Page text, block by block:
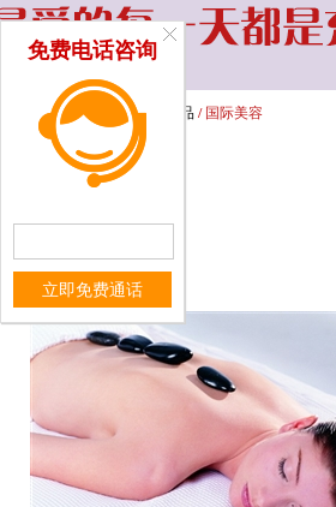
新闻中心 最爱学员作品/ 国际美容
免费电话咨询
立即免费通话